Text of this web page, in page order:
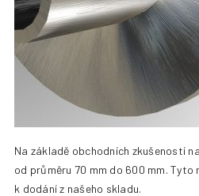
Na základě obchodních zkušeností
od průměru 70 mm do 600 mm. Tyto
k dodání z našeho skladu.